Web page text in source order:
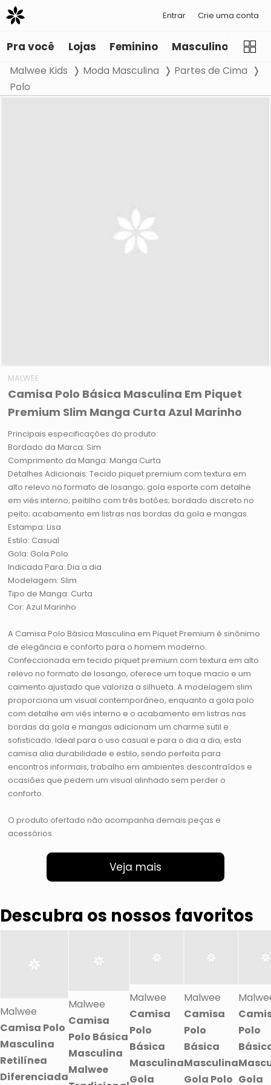
Entrar Crie uma conta
Pra você Lojas Feminino Masculino
Malwee Kids Moda Masculina
Partes de Cima
Polo
MALWEE
Camisa Polo Básica Masculina Em Piquet
Premium Slim Manga Curta Azul Marinho
Principais especificações do produto:
Bordado da Marca: Sim
Comprimento da Manga: Manga Curta
Detalhes Adicionais: Tecido piquet premium com textura em
alto relevo no formato de losango; gola esporte com detalhe
em viés interno; peitilho com três botões; bordado discreto no
peito; acabamento em listras nas bordas da gola e mangas.
Estampa: Lisa
Estilo: Casual
Gola: Gola Polo
Indicada Para: Dia a dia
Modelagem: Slim
Tipo de Manga: Curta
Cor: Azul Marinho
A Camisa Polo Básica Masculina em Piquet Premium é sinônimo
de elegância e conforto para o homem moderno.
Confeccionada em tecido piquet premium com textura em alto
relevo no formato de losango, oferece um toque macio e um
caimento ajustado que valoriza a silhueta. A modelagem slim
proporciona um visual contemporâneo, enquanto a gola polo
com detalhe em viés interno e o acabamento em listras nas
bordas da gola e mangas adicionam um charme sutil e
sofisticado. Ideal para o uso casual e para o dia a dia, esta
camisa alia durabilidade e estilo, sendo perfeita para
encontros informais, trabalho em ambientes descontraídos e
ocasiões que pedem um visual alinhado sem perder o
conforto.
O produto ofertado não acompanha demais peças e
acessórios.
Veja mais
Descubra os nossos favoritos
Malwee
Camisa Polo
Masculina
Retilínea
Diferenciada
Malwee
Camisa
Polo Básica
Masculina
Malwee
Malwee
Camisa
Polo
Básica
Masculina
Gola
Malwee
Camisa
Polo
Básica
Masculina
Gola Polo
Polo
Gola